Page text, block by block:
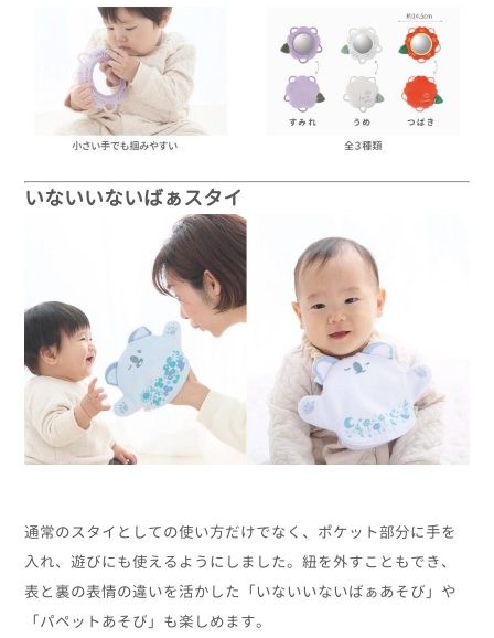
いないいないばぁスタイ
通常のスタイとしての使い方だけでなく、ポケット部分に手を
入れ、遊びにも使えるようにしました。紐を外すこともでき、
表と裏の表情の違いを活かした「いないいないばぁあそび」や
「パペットあそび」も楽しめます。